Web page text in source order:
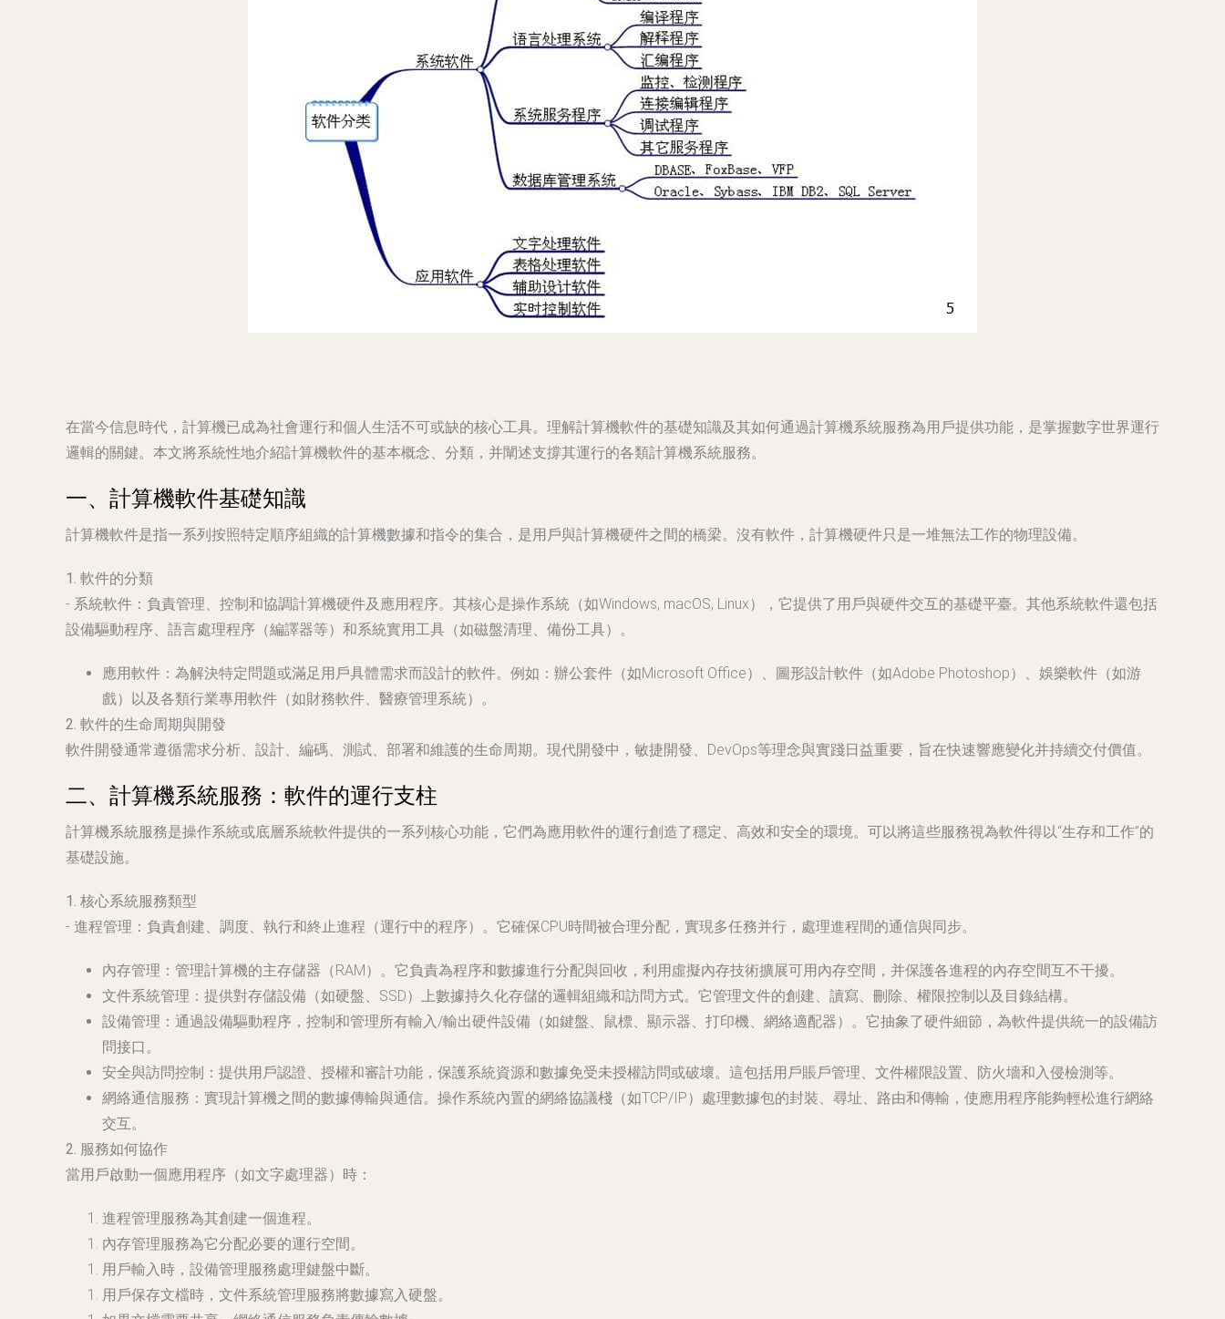
在當今信息時代，計算機已成為社會運行和個人生活不可或缺的核心工具。理解計算機軟件的基礎知識及其如何通過計算機系統服務為用戶提供功能，是掌握數字世界運行
邏輯的關鍵。本文將系統性地介紹計算機軟件的基本概念、分類，并闡述支撐其運行的各類計算機系統服務。
一、計算機軟件基礎知識
計算機軟件是指一系列按照特定順序組織的計算機數據和指令的集合，是用戶與計算機硬件之間的橋梁。沒有軟件，計算機硬件只是一堆無法工作的物理設備。
1. 軟件的分類
- 系統軟件 ：負責管理、控制和協調計算機硬件及應用程序。其核心是操作系統（如Windows, macOS, Linux），它提供了用戶與硬件交互的基礎平臺。其他系統軟件還包括
設備驅動程序、語言處理程序（編譯器等）和系統實用工具（如磁盤清理、備份工具）。
應用軟件 ：為解決特定問題或滿足用戶具體需求而設計的軟件。例如：辦公套件（如Microsoft Office）、圖形設計軟件（如Adobe Photoshop）、娛樂軟件（如游
戲）以及各類行業專用軟件（如財務軟件、醫療管理系統）。
2. 軟件的生命周期與開發
軟件開發通常遵循需求分析、設計、編碼、測試、部署和維護的生命周期。現代開發中，敏捷開發、DevOps等理念與實踐日益重要，旨在快速響應變化并持續交付價值。
二、計算機系統服務：軟件的運行支柱
計算機系統服務是操作系統或底層系統軟件提供的一系列核心功能，它們為應用軟件的運行創造了穩定、高效和安全的環境。可以將這些服務視為軟件得以“生存和工作”的
基礎設施。
1. 核心系統服務類型
- 進程管理 ：負責創建、調度、執行和終止進程（運行中的程序）。它確保CPU時間被合理分配，實現多任務并行，處理進程間的通信與同步。
內存管理 ：管理計算機的主存儲器（RAM）。它負責為程序和數據進行分配與回收，利用虛擬內存技術擴展可用內存空間，并保護各進程的內存空間互不干擾。
文件系統管理 ：提供對存儲設備（如硬盤、SSD）上數據持久化存儲的邏輯組織和訪問方式。它管理文件的創建、讀寫、刪除、權限控制以及目錄結構。
設備管理 ：通過設備驅動程序，控制和管理所有輸入/輸出硬件設備（如鍵盤、鼠標、顯示器、打印機、網絡適配器）。它抽象了硬件細節，為軟件提供統一的設備訪
問接口。
安全與訪問控制 ：提供用戶認證、授權和審計功能，保護系統資源和數據免受未授權訪問或破壞。這包括用戶賬戶管理、文件權限設置、防火墻和入侵檢測等。
網絡通信服務 ：實現計算機之間的數據傳輸與通信。操作系統內置的網絡協議棧（如TCP/IP）處理數據包的封裝、尋址、路由和傳輸，使應用程序能夠輕松進行網絡
交互。
2. 服務如何協作
當用戶啟動一個應用程序（如文字處理器）時：
進程管理服務為其創建一個進程。
內存管理服務為它分配必要的運行空間。
用戶輸入時， 設備管理服務處理鍵盤中斷。
用戶保存文檔時， 文件系統管理服務將數據寫入硬盤。